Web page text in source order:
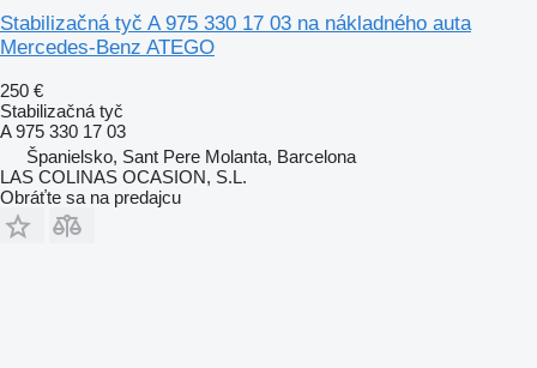
Stabilizačná tyč A 975 330 17 03 na nákladného auta
Mercedes-Benz ATEGO
250 €
Stabilizačná tyč
A 975 330 17 03
Španielsko, Sant Pere Molanta, Barcelona
LAS COLINAS OCASION, S.L.
Obráťte sa na predajcu